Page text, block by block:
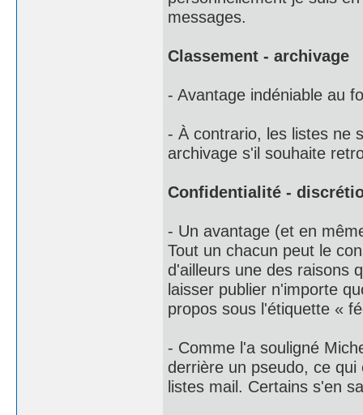
messages.
Classement - archivage
- Avantage indéniable au
- À contrario, les listes ne
archivage s'il souhaite
Confidentialité -
- Un avantage (et en
Tout un chacun peut le
d'ailleurs une des raisons
laisser publier n'importe
propos sous l'étiquette «
- Comme l'a souligné
derrière un pseudo, ce
listes mail. Certains s'en